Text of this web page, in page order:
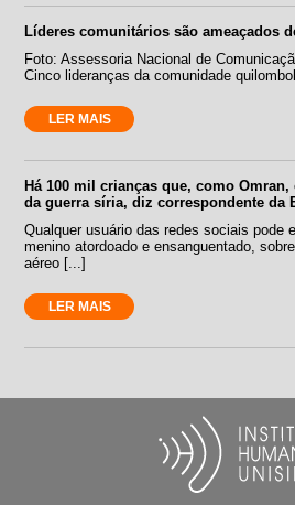
Líderes comunitários são ameaçados
Foto: Assessoria Nacional de
Cinco lideranças da comunidade
LER MAIS
Há 100 mil crianças que, como
da guerra síria, diz correspondente da
Qualquer usuário das redes sociais pode
menino atordoado e ensanguentado,
aéreo [...]
LER MAIS